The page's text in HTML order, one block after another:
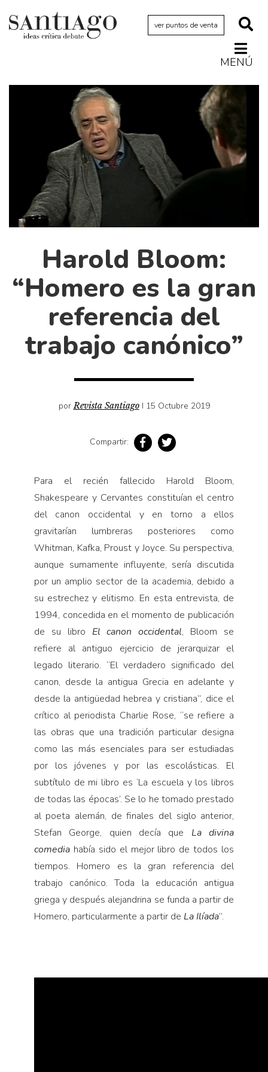
ver puntos de venta
MENÚ
Archivo Cenfoto-UDP
Arquetipos de situación
Artes visuales
Cine y televisión
Ciudad
Cómics
Diccionario portátil de la literatura chilena
Fragmentos
Gran reserva
Historia material de los libros
Lagunas mentales
Medioambiente
Narrativas visuales
Pensamiento ilustrado
Personaje
Personajes secundarios
Política
Sociedad
Turismo accidental
Vidas paralelas
Voces y lecturas
Harold Bloom:
“Homero es la gran
referencia del
trabajo canónico”
porRevista Santiago I 15 Octubre 2019
Compartir:
Para el recién fallecido Harold Bloom,
Shakespeare y Cervantes constituían el centro
del canon occidental y en torno a ellos
gravitarían lumbreras posteriores como
Whitman, Kafka, Proust y Joyce. Su perspectiva,
aunque sumamente influyente, sería discutida
por un amplio sector de la academia, debido a
su estrechez y elitismo. En esta entrevista, de
1994, concedida en el momento de publicación
de su libro El canon occidental, Bloom se
refiere al antiguo ejercicio de jerarquizar el
legado literario. “El verdadero significado del
canon, desde la antigua Grecia en adelante y
desde la antigüedad hebrea y cristiana”, dice el
crítico al periodista Charlie Rose, “se refiere a
las obras que una tradición particular designa
como las más esenciales para ser estudiadas
por los jóvenes y por las escolásticas. El
subtítulo de mi libro es ‘La escuela y los libros
de todas las épocas’. Se lo he tomado prestado
al poeta alemán, de finales del siglo anterior,
Stefan George, quien decía que La divina
comediahabía sido el mejor libro de todos los
tiempos. Homero es la gran referencia del
trabajo canónico. Toda la educación antigua
griega y después alejandrina se funda a partir de
Homero, particularmente a partir de La Ilíada”.